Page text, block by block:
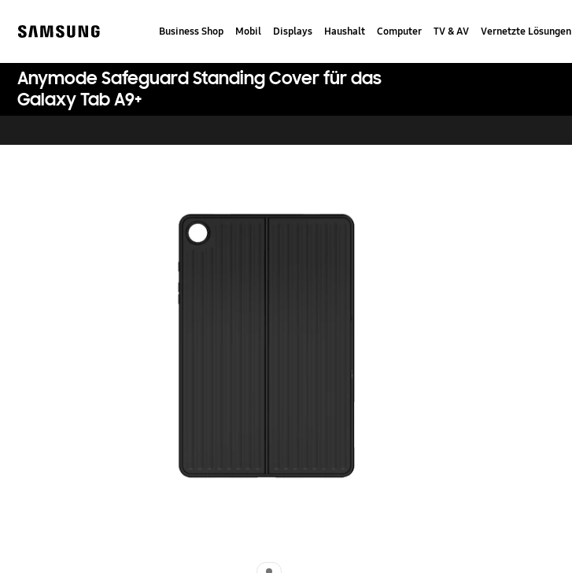
content
Business Shop Mobil Displays Haushalt Computer TV & AV Vernetzte Lösungen
Anymode Safeguard Standing Cover für das
Galaxy Tab A9+